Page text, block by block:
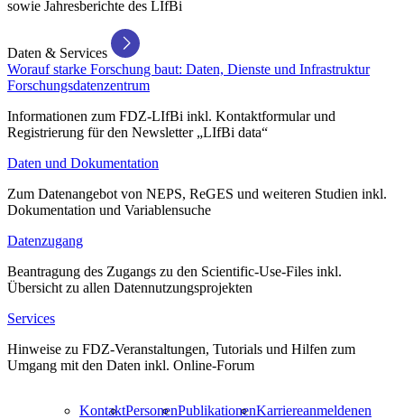
sowie Jahresberichte des LIfBi
Daten & Services
Worauf starke Forschung baut: Daten, Dienste und Infrastruktur
Forschungsdatenzentrum
Informationen zum FDZ-LIfBi inkl. Kontaktformular und
Registrierung für den Newsletter „LIfBi data“
Daten und Dokumentation
Zum Datenangebot von NEPS, ReGES und weiteren Studien inkl.
Dokumentation und Variablensuche
Datenzugang
Beantragung des Zugangs zu den Scientific-Use-Files inkl.
Übersicht zu allen Datennutzungsprojekten
Services
Hinweise zu FDZ-Veranstaltungen, Tutorials und Hilfen zum
Umgang mit den Daten inkl. Online-Forum
KontaktPersonenPublikationenKarriereanmeldenen